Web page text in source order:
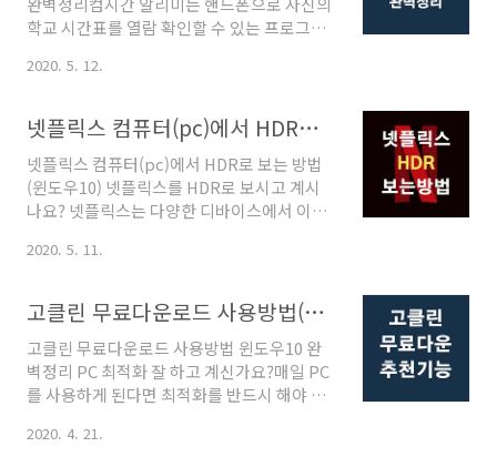
OTT(Over The Top)란? 인터넷을 통해 볼
수 있는 TV 서비스를 뜻합니다. 전파나 케이
수 있습니다. Over The Top의 'Top'은 셋톱
무를 떠나 인터넷 기반의 동영상을 모두 포괄
하는 의미입니다. OTT의 대표적인 서비스는
..
학교 시간표를 열람 확인할 수 있는 프로그램
다 업데이트가 된다는 장점이 있습니다. 그래
용하면 언제 어디서나 간편하게 시간표를 확
인할 수 있어 편리합니다. 지금부터 컴시간 알
리미 사이트 이용방법과 내려받기에 대해 알
아보도록 하겠습니다. '컴시간 알리미'는 공공
기관이 아닌 일반인이 운영하는 유료 서비스
으며, 학교 별로 아이디 1개 있으면 전체 교직
알리미'는 유료서비스이지만 앱(App)는 무료
로 다운로드 가능하며, 1개의 아이디만 있으
면 선생님과 학생..
2020. 5. 12.
넷플릭스 컴퓨터(pc)에서 HDR로 보는 방법(윈도우10)
넷플릭스 컴퓨터(pc)에서 HDR로 보는 방법
(윈도우10) 넷플릭스를 HDR로 보시고 계시
나요? 넷플릭스는 다양한 디바이스에서 이용
정은 한정되어 있으나 계정은 다양한 디바이
다. 스마트TV, PC, 테블릿PC, 스마트폰, 게임
기를 통한 연결 등 다양한 방법으로 접속이 가
능한데요. 이용가능한 디바이스가 다양한 만
큼 각 디바이스별 최적화를 통해서 좋은 화질,
좋은 음질로 시청하는 것이 필요합니다. 지금
HDR 고화질로 이용하는 방법을 소개하려고
2020. 5. 11.
고클린 무료다운로드 사용방법(윈도우10) 완벽정리
고클린 무료다운로드 사용방법 윈도우10 완
벽정리 PC 최적화 잘 하고 계신가요?매일 PC
를 사용하게 된다면 최적화를 반드시 해야 합
서 실타래와 같이 얼키고 설켜 최적화를 하지
2020. 4. 21.